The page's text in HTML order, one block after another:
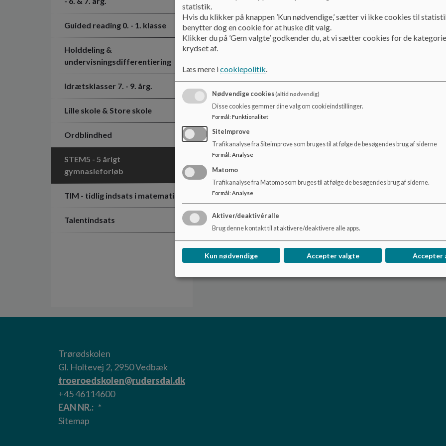
Guided reading 0. - 1. klasse
Holddeling &
undervisningsdifferentiering
Idrætsklasser 7. - 9. årg.
Lille skole & Store skole
Ordblindhed
STEM5 - 5 årigt
gymnasieforløb
TIM - tidlig indsats i matematik
Talentindsats
Dokumenter
Trørødskolen
Gl. Holtevej 2, 2950 Vedbæk
troeroedskolen@rudersdal.dk
+45 46114600
EAN NR.
*
Sitemap
statistik.
Hvis du klikker på knappen ’Kun nødvendige,’ sætter vi ikke cookies til
benytter dog en cookie for at huske dit valg.
Klikker du på ’Gem valgte’ godkender du, at vi sætter cookies for de
krydset af.
Læs mere icookiepolitik.
Nødvendige cookies(altid nødvendig)
Disse cookies gemmer dine valg om cookieindstillinger.
Formål: Funktionalitet
SiteImprove
Trafikanalyse fra Siteimprove som bruges til at følge de besøgendes brug af siderne
Formål : Analyse
Matomo
Trafikanalyse fra Matomo som bruges til at følge de besøgendes brug af siderne.
Formål : Analyse
Aktiver/deaktivér alle
Brug denne kontakt til at aktivere/deaktivere alle apps.
Kun nødvendige Accepter valgte Accepter